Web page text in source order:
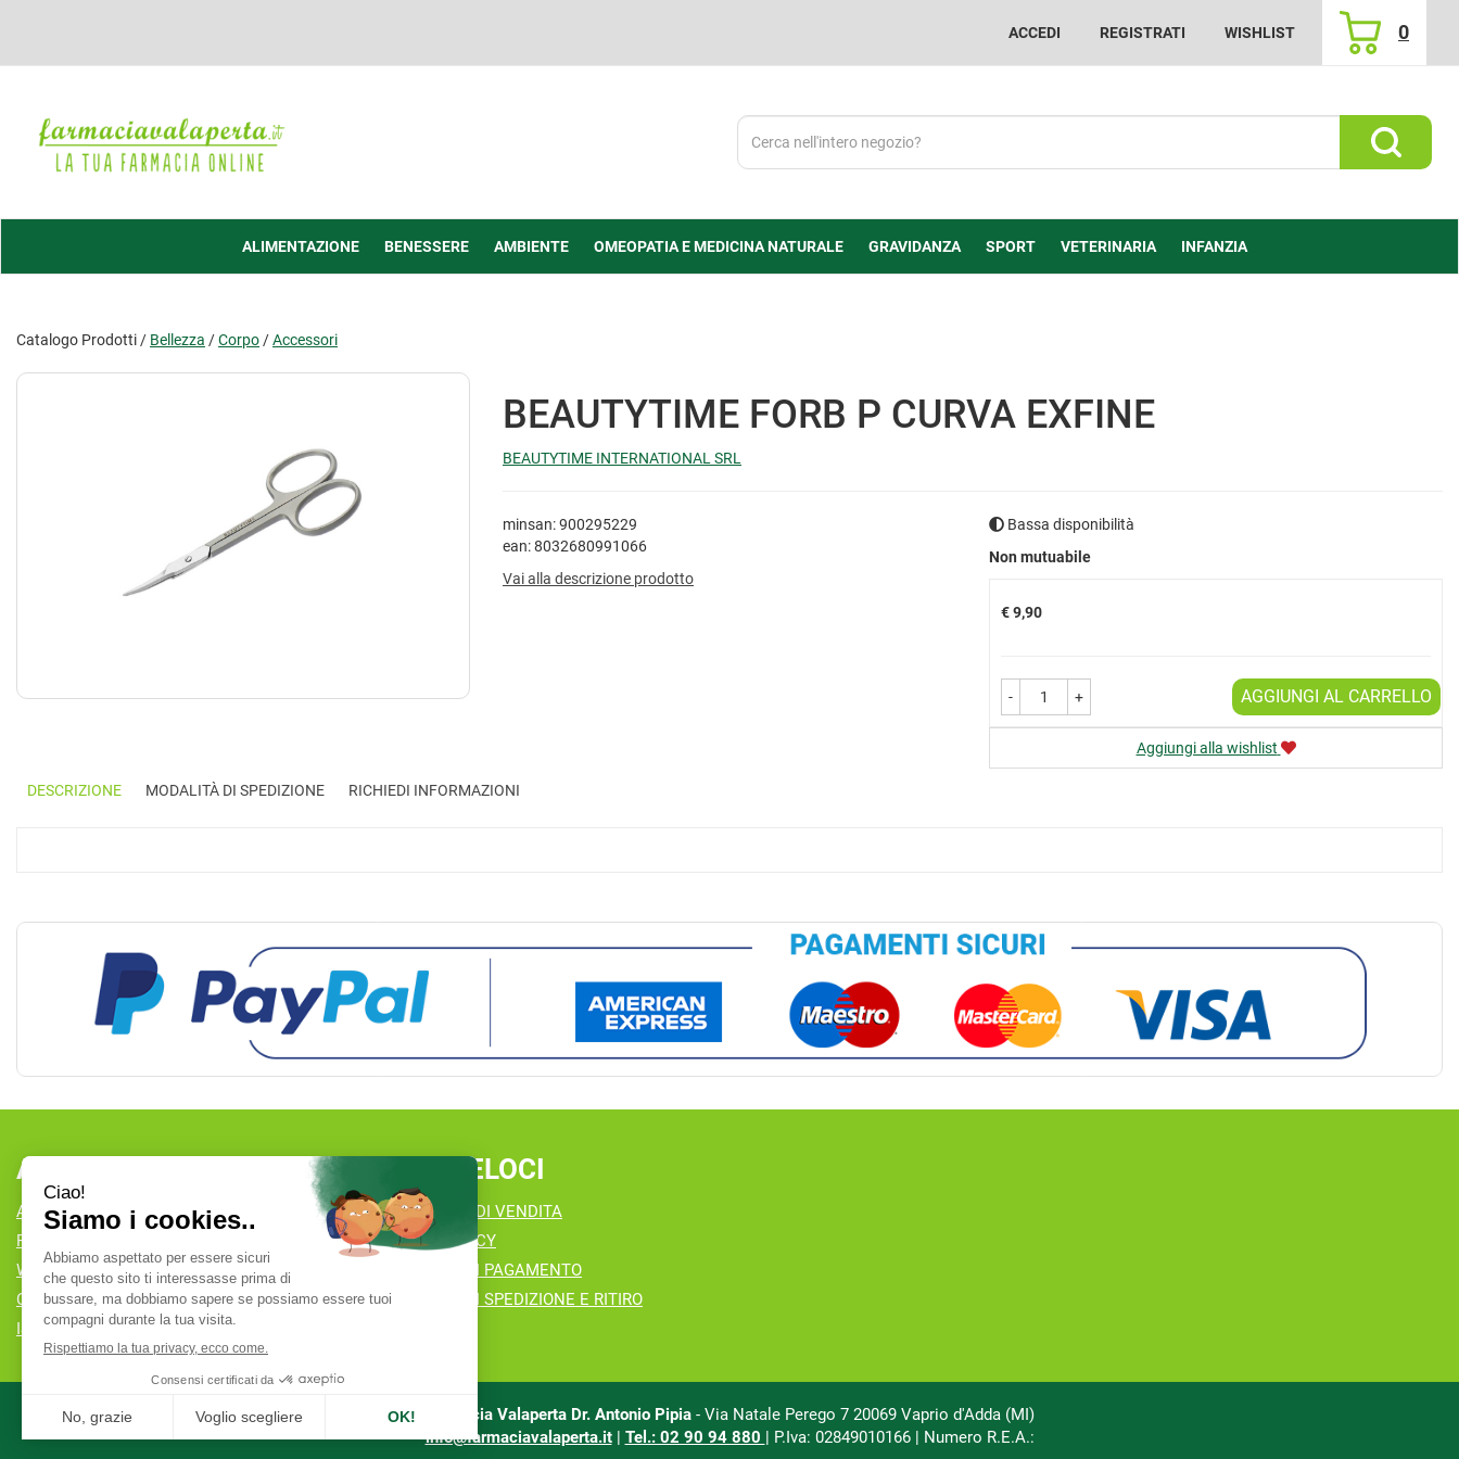
ACCEDI REGISTRATI WISHLIST 0
ARTICOLI
INSERITI
Valaperta
Cerca
Prodotto
Cerca
ALIMENTAZIONE BENESSERE AMBIENTE OMEOPATIA E MEDICINA NATURALE GRAVIDANZA SPORT VETERINARIA INFANZIA
Catalogo Prodotti / Bellezza /Corpo /Accessori
BEAUTYTIME FORB P CURVA EXFINE
BEAUTYTIME INTERNATIONAL SRL
minsan: 900295229
ean: 8032680991066
Vai alla descrizione prodotto
Bassa disponibilità
Non mutuabile
Prezzo
€ 9,90
- + AGGIUNGI AL CARRELLO
Aggiungi alla wishlist
DESCRIZIONE MODALITÀ DI SPEDIZIONE RICHIEDI INFORMAZIONI
AREA UTENTE
ACCEDI
REGISTRATI
WISHLIST
CONTATTI
ISCRIZIONE ALLA NEWSLETTER
LINK VELOCI
CONDIZIONI DI VENDITA
COOKIE POLICY
MODALITÀ DI PAGAMENTO
MODALITÀ DI SPEDIZIONE E RITIRO
Farmacia Valaperta Dr. Antonio Pipia- Via Natale Perego 7 20069 Vaprio d'Adda (MI)
info@farmaciavalaperta.it| Tel.: 02 90 94 880 | P.Iva: 02849010166 | Numero R.E.A.: